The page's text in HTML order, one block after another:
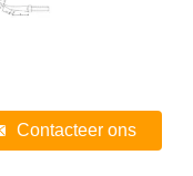
Contacteer ons